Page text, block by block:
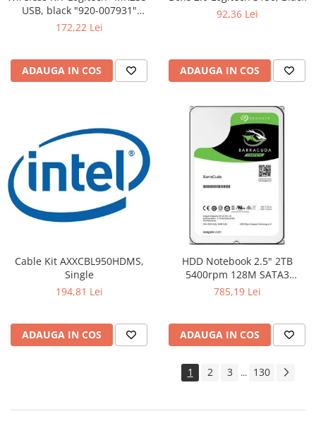
USB, black "920-007931"
(include timbru verde 0.01 lei)
172,22 Lei
ADAUGA IN COS
92,36 Lei
ADAUGA IN COS
Cable Kit AXXCBL950HDMS,
Single
194,81 Lei
ADAUGA IN COS
HDD Notebook 2.5" 2TB
5400rpm 128M SATA3
SEAGATE
785,19 Lei
ADAUGA IN COS
1 2 3 ... 130